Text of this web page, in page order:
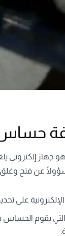
حساس
إلكتروني
عن فتح
على
يقوم الحساس